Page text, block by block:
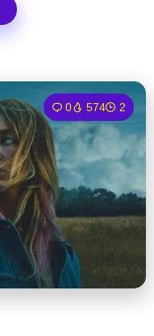
0 574 2